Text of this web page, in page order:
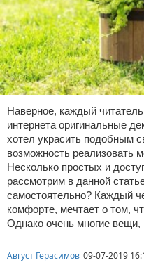
Наверное, каждый
интернета оригинальные
хотел украсить подобным
возможность реализовать
Несколько простых и
рассмотрим в данной
самостоятельно? Каждый
комфорте, мечтает о том,
Однако очень многие вещи,
Август Герасимов 09-07-2019